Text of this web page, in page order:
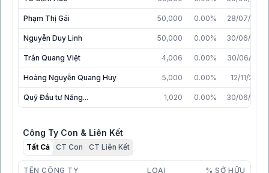
Phạm Thị Gái 50,000 0.00% 28/07/2026
Nguyễn Duy Linh 50,000 0.00% 30/06/2026
Trần Quang Việt 4,006 0.00% 30/06/2018
Hoàng Nguyễn Quang Huy 5,000 0.00% 12/11/2021
Quỹ Đầu tư Năng... 1,020 0.00% 30/06/2020
Công Ty Con & Liên Kết
Tất Cả CT Con CT Liên Kết
TÊN CÔNG TY LOẠI % SỞ HỮU